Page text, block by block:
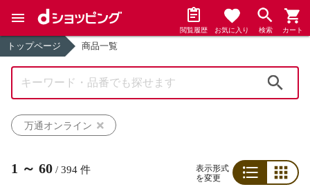
閲覧履歴 お気に入り 検索 カート
トップページ 商品一覧
万通オンライン
1 ～ 60 / 394 件
表示形式
を変更